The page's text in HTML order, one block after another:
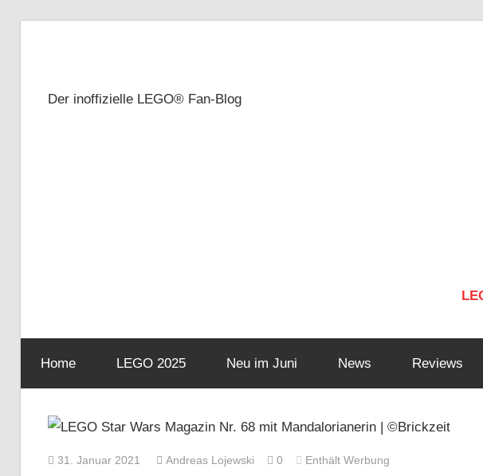
Der inoffizielle LEGO® Fan-Blog
Home LEGO 2025 Neu im Juni News Reviews
31. Januar 2021 Andreas Lojewski 0 Enthält Werbung